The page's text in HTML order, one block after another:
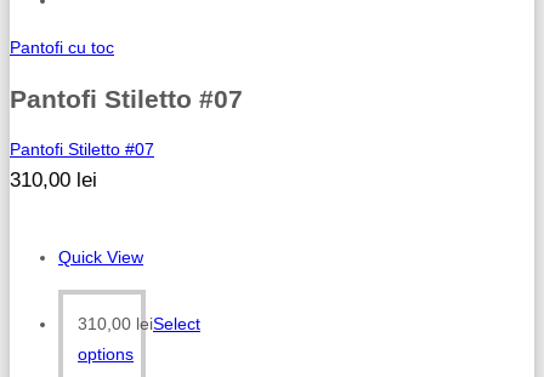
Pantofi cu toc
Pantofi Stiletto #07
Pantofi Stiletto #07
310,00 lei
Quick View
310,00 leiSelect
options